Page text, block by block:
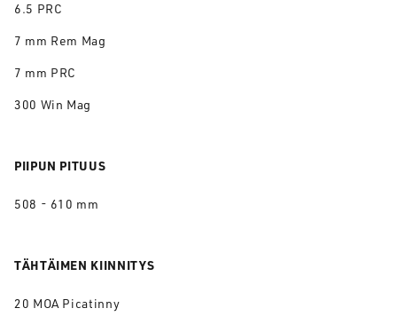
6.5 PRC
7 mm Rem Mag
7 mm PRC
300 Win Mag
PIIPUN PITUUS
508 - 610 mm
TÄHTÄIMEN KIINNITYS
20 MOA Picatinny